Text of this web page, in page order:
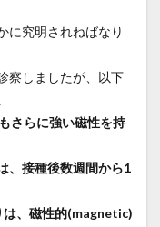
に究明されねばなり
察しましたが、以下
さらに強い磁性を持
、接種後数週間から1
、磁性的(magnetic)